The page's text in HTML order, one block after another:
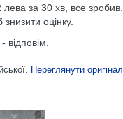
лева за 30 хв, все зробив.
оцінку.
Переглянути оригінал